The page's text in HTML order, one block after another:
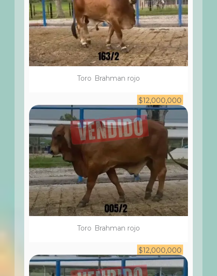
Toro Brahman rojo
$12,000,000
Toro Brahman rojo
$12,000,000